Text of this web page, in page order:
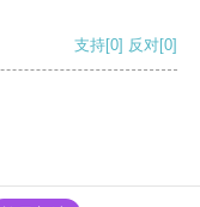
支持[0] 反对[0]